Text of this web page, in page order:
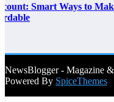
Aligner
para
March
NewsBlogger - Magazine
Powered By SpiceThemes